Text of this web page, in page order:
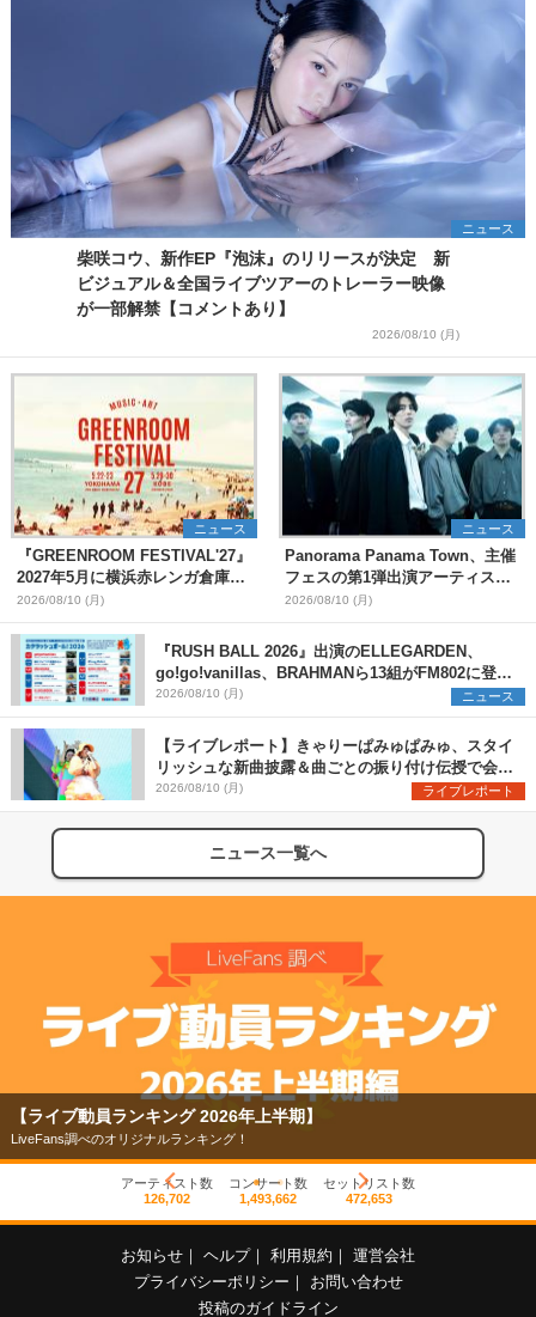
ニュース
柴咲コウ、新作EP『泡沫』のリリースが決定 新
ビジュアル＆全国ライブツアーのトレーラー映像
が一部解禁【コメントあり】
2026/08/10 (月)
ニュース
『GREENROOM FESTIVAL'27』
2027年5月に横浜赤レンガ倉庫、
神戸メリケンパークで開催決定
2026/08/10 (月)
ニュース
Panorama Panama Town、主催
フェスの第1弾出演アーティスト
として愛はズボーン、夜の本気ダ
ンスらを発表 「plus∈you」の
MVも公開に
2026/08/10 (月)
『RUSH BALL 2026』出演のELLEGARDEN、
go!go!vanillas、BRAHMANら13組がFM802に登
場、他出演アーティストの“渾身の1曲”をセレクト
2026/08/10 (月) ニュース
【ライブレポート】きゃりーぱみゅぱみゅ、スタイ
リッシュな新曲披露＆曲ごとの振り付け伝授で会場
を盛り上げまくる！＜LuckyFes’26＞
2026/08/10 (月) ライブレポート
ニュース一覧へ
【ライブ動員ランキング 2026年上半期】
LiveFans調べのオリジナルランキング！
アーティスト数
126,702
コンサート数
1,493,662
セットリスト数
472,653
お知らせ ｜ ヘルプ｜ 利用規約 ｜ 運営会社
プライバシーポリシー ｜
お問い合わせ
投稿のガイドライン